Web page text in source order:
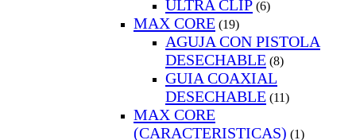
ULTRA CLIP (6)
MAX CORE (19)
AGUJA CON PISTOLA
DESECHABLE (8)
GUIA COAXIAL
DESECHABLE (11)
MAX CORE
(CARACTERISTICAS) (1)